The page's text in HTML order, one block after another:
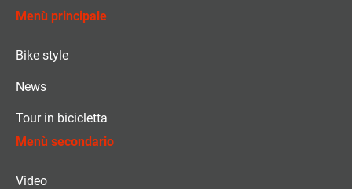
Menù principale
Bike style
News
Tour in bicicletta
Menù secondario
Video